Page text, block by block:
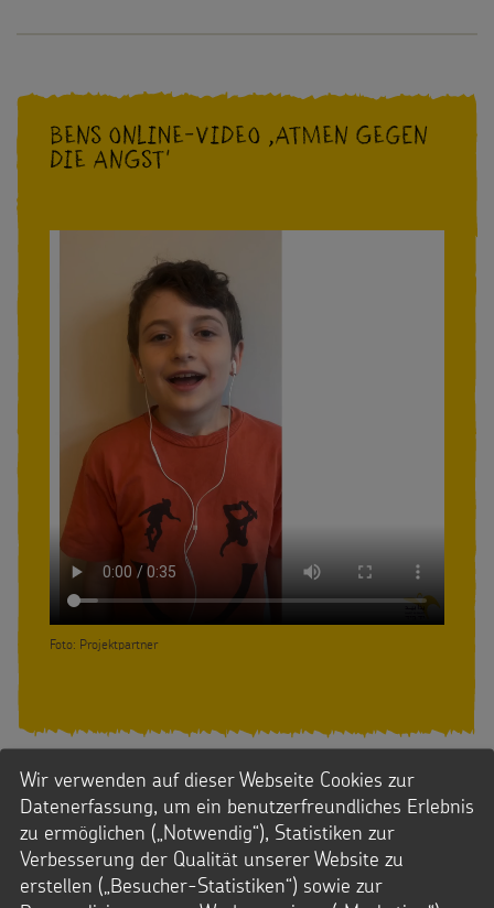
Bens Online-Video ,Atmen gegen
die Angst'
Foto: Projektpartner
Information, Información, Informação
HOMEPAGE
Wir verwenden auf dieser Webseite Cookies zur
Datenerfassung, um ein benutzerfreundliches Erlebnis
zu ermöglichen („Notwendig“), Statistiken zur
Verbesserung der Qualität unserer Website zu
erstellen („Besucher-Statistiken“) sowie zur